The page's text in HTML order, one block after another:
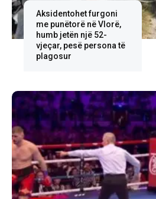
Aksidentohet furgoni
me punëtorë në Vlorë,
humb jetën një 52-
vjeçar, pesë persona të
plagosur